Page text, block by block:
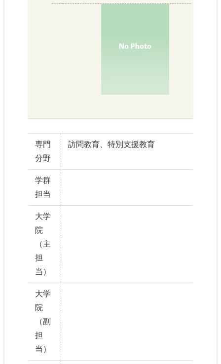
専門
分野
訪問教育、特別支援教育
学群
担当
大学
院
（主
担
当）
大学
院
（副
担
当）